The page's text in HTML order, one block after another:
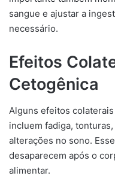
sangue e ajustar a
necessário.
Efeitos
Cetogênica
Alguns efeitos
incluem fadiga,
alterações no sono.
desaparecem após o
alimentar.